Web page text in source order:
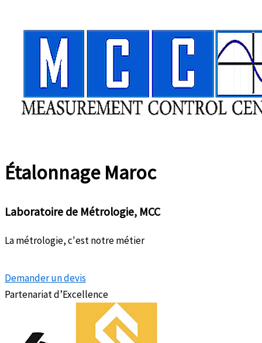
ÉtalonnageMaroc
Laboratoire de Métrologie, MCC
La métrologie, c'est notre métier
Demander un devis
Partenariat d’Excellence